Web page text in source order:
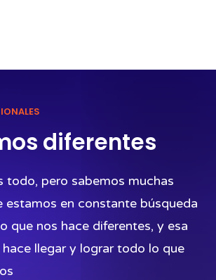
diferentes
todo, pero sabemos muchas
estamos en constante búsqueda
que nos hace diferentes, y esa
llegar y lograr todo lo que